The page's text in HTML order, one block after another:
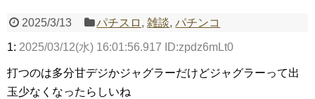
Powered by livedoor 相互RSS
2025/3/13 パチスロ ,雑談,パチンコ
1: 2025/03/12(水) 16:01:56.917 ID:zpdz6mLt0
打つのは多分甘デジかジャグラーだけどジャグラーって出
玉少なくなったらしいね